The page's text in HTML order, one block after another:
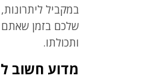
במקביל
שלכם בזמן
ותכולתו.
מדוע חשוב